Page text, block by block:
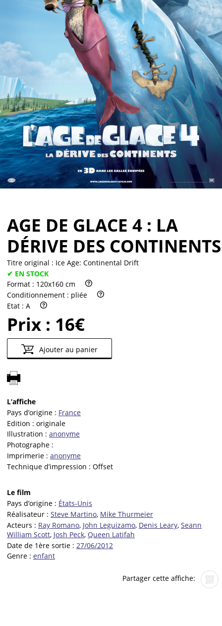
Vendre
AGE DE GLACE 4 : LA
DÉRIVE DES CONTINENTS
Titre original : Ice Age: Continental Drift
✔ EN STOCK
Format : 120x160 cm
Conditionnement : pliée
Etat : A
Prix : 16€
Ajouter au panier
L’affiche
Pays d’origine : France
Edition : originale
Illustration : anonyme
Photographe :
Imprimerie : anonyme
Technique d’impression : Offset
Le film
Pays d’origine : États-Unis
Réalisateur : Steve Martino, Mike Thurmeier
Acteurs : Ray Romano, John Leguizamo, Denis Leary, Seann
William Scott, Josh Peck, Queen Latifah
Date de 1ère sortie : 27/06/2012
Genre : enfant
Partager cette affiche: